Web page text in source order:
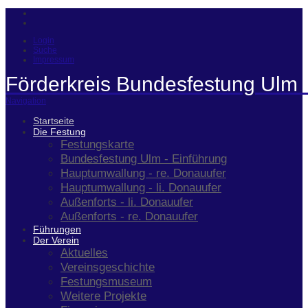
Login
Suche
Impressum
Förderkreis Bundesfestung Ulm
Navigation
Startseite
Die Festung
Festungskarte
Bundesfestung Ulm - Einführung
Hauptumwallung - re. Donauufer
Hauptumwallung - li. Donauufer
Außenforts - li. Donauufer
Außenforts - re. Donauufer
Führungen
Der Verein
Aktuelles
Vereinsgeschichte
Festungsmuseum
Weitere Projekte